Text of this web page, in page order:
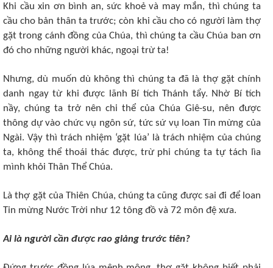
Khi cầu xin ơn bình an, sức khoẻ và may mắn, thì chúng ta
cầu cho bản thân ta trước; còn khi cầu cho có người làm thợ
gặt trong cánh đồng của Chúa, thì chúng ta cầu Chúa ban ơn
đó cho những người khác, ngoại trừ ta!
Nhưng, dù muốn dù không thì chúng ta đã là thợ gặt chính
danh ngay từ khi được lãnh Bí tích Thánh tẩy. Nhờ Bí tích
nầy, chúng ta trở nên chi thể của Chúa Giê-su, nên được
thông dự vào chức vụ ngôn sứ, tức sứ vụ loan Tin mừng của
Ngài. Vậy thì trách nhiệm ‘gặt lúa’ là trách nhiệm của chúng
ta, không thể thoái thác được, trừ phi chúng ta tự tách lìa
mình khỏi Thân Thể Chúa.
Là thợ gặt của Thiên Chúa, chúng ta cũng được sai đi để loan
Tin mừng Nước Trời như 12 tông đồ và 72 môn đệ xưa.
Ai là người cần được rao giảng trước tiên?